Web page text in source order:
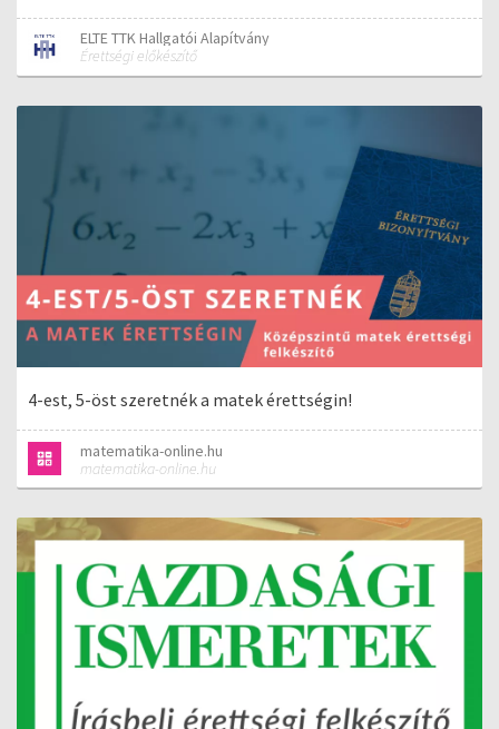
ELTE TTK Hallgatói Alapítvány
Érettségi előkészítő
4-est, 5-öst szeretnék a matek érettségin!
matematika-online.hu
matematika-online.hu